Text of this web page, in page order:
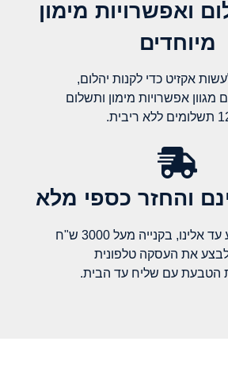
ואפשרויות מימון
מיוחדים
אקזיט כדי לקנות יהלום,
מגוון אפשרויות מימון ותשלום
והחזר כספי מלא​
אלינו, בקנייה מעל 3000 ש"ח
לבצע את העסקה טלפונית
הטבעת עם שליח עד הבית.